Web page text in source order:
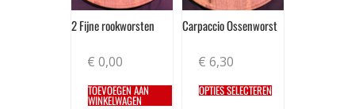
2 Fijne rookworsten
€ 0,00
TOEVOEGEN AAN
WINKELWAGEN
Carpaccio Ossenworst
€ 6,30
OPTIES SELECTEREN